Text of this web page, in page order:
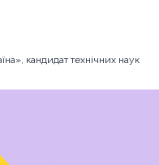
кандидат технічних наук